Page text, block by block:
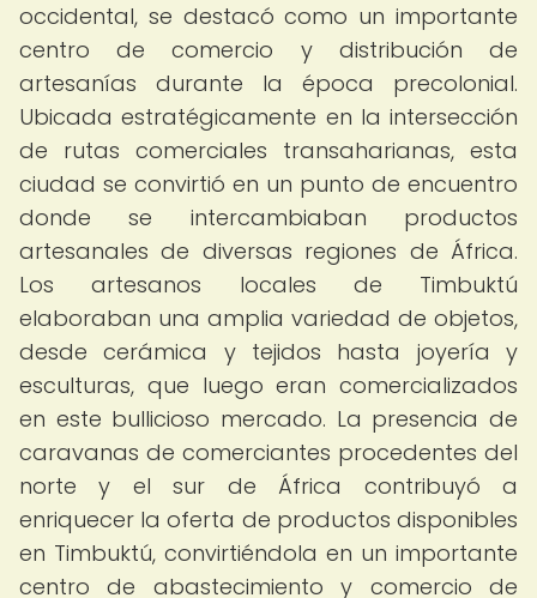
occidental, se destacó como un importante
centro de comercio y distribución de
artesanías durante la época precolonial.
Ubicada estratégicamente en la intersección
de rutas comerciales transaharianas, esta
ciudad se convirtió en un punto de encuentro
donde se intercambiaban productos
artesanales de diversas regiones de África.
Los artesanos locales de Timbuktú
elaboraban una amplia variedad de objetos,
desde cerámica y tejidos hasta joyería y
esculturas, que luego eran comercializados
en este bullicioso mercado. La presencia de
caravanas de comerciantes procedentes del
norte y el sur de África contribuyó a
enriquecer la oferta de productos disponibles
en Timbuktú, convirtiéndola en un importante
centro de abastecimiento y comercio de